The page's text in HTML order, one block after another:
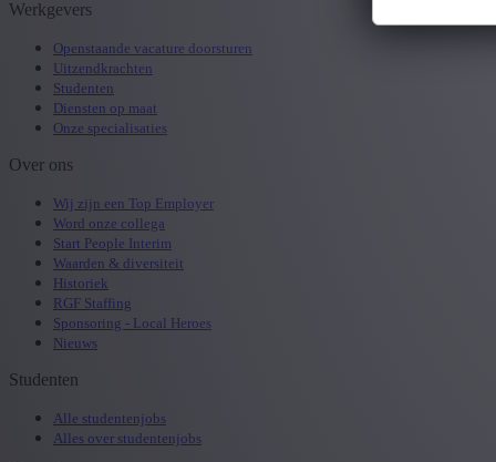
Werkgevers
Openstaande vacature doorsturen
Uitzendkrachten
Studenten
Diensten op maat
Onze specialisaties
Over ons
Wij zijn een Top Employer
Word onze collega
Start People Interim
Waarden & diversiteit
Historiek
RGF Staffing
Sponsoring - Local Heroes
Nieuws
Studenten
Alle studentenjobs
Alles over studentenjobs